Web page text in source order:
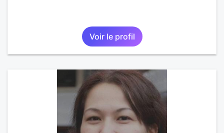
Voir le profil